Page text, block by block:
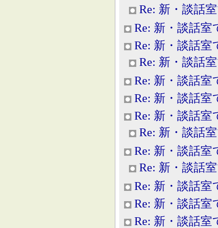
Re: 新・談話
Re: 新・談話室
Re: 新・談話室
Re: 新・談話
Re: 新・談話室
Re: 新・談話室
Re: 新・談話室
Re: 新・談話
Re: 新・談話室
Re: 新・談話
Re: 新・談話室
Re: 新・談話室
Re: 新・談話室